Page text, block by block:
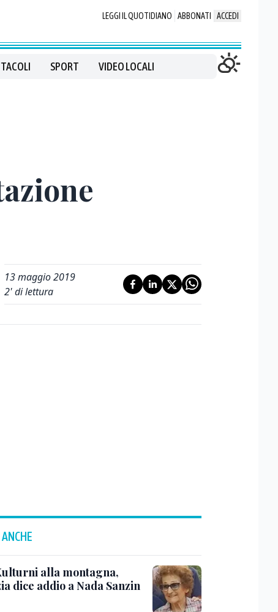
LEGGI IL QUOTIDIANO ABBONATI ACCEDI
SPORT VIDEO LOCALI
13 maggio 2019
2' di lettura
alla montagna,
dice addio a Nada Sanzin